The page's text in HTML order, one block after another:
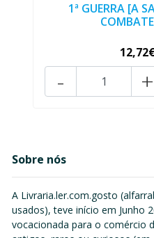
1ª GUERRA [A
+
-
Sobre nós
A Livraria.ler.com.gosto
usados), teve início em Junho
vocacionada para o comércio